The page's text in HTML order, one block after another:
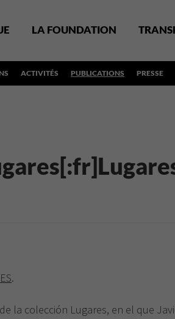
LA FOUNDATION
ACTIVITÉS PUBLICATIONS PRESSE
ES.
la colección Lugares, en el que